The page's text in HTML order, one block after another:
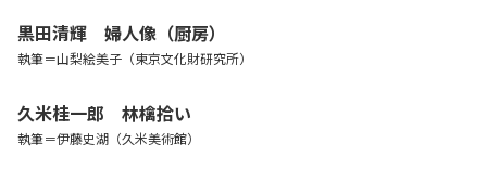
黒田清輝 婦人像（厨房）
執筆＝山梨絵美子（東京文化財研究所）
久米桂一郎 林檎拾い
執筆＝伊藤史湖（久米美術館）